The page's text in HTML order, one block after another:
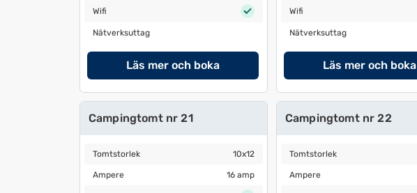
WifiWifi
Nätverksuttag
Nätverksuttag
Läs mer och boka
WifiWifi
Nätverksuttag
Nätverksuttag
Läs mer och boka
Campingtomt nr 21
Tomtstorlek
Tomtstorlek 10x12
Ampere 16 amp
Ampere 16 amp
Campingtomt nr 22
Tomtstorlek
Tomtstorlek
Ampere 16 amp
Ampere